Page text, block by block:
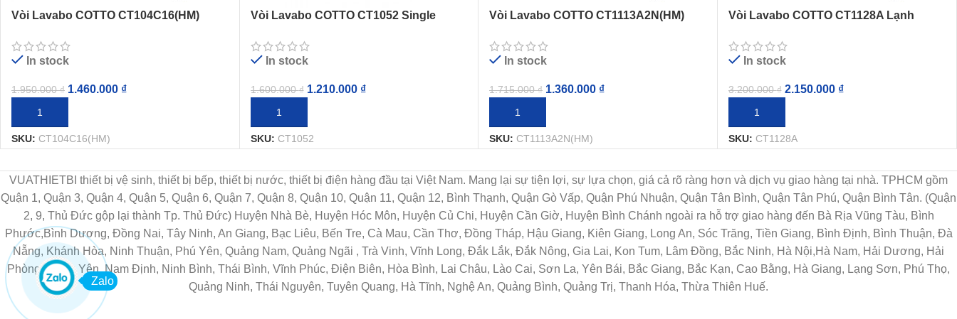
Vòi Lavabo COTTO CT104C16(HM)
In stock
1.950.000₫ 1.460.000 ₫
THÊM VÀO GIỎ HÀNG
SKU: CT104C16(HM)
Vòi Lavabo COTTO CT1052 Single
In stock
1.600.000₫ 1.210.000 ₫
THÊM VÀO GIỎ HÀNG
SKU: CT1052
Vòi Lavabo COTTO CT1113A2N(HM)
In stock
1.715.000₫ 1.360.000 ₫
THÊM VÀO GIỎ HÀNG
SKU: CT1113A2N(HM)
Vòi Lavabo COTTO CT1128A Lạnh
In stock
3.200.000₫ 2.150.000 ₫
THÊM VÀO GIỎ HÀNG
SKU: CT1128A
VUATHIETBI thiết bị vệ sinh, thiết bị bếp, thiết bị nước, thiết bị điện hàng đầu tại Việt Nam. Mang lại sự tiện lợi, sự lựa chọn, giá cả rõ ràng hơn và dịch vụ giao hàng tại nhà. TPHCM gồm
Quận 1, Quận 3, Quận 4, Quận 5, Quận 6, Quận 7, Quận 8, Quận 10, Quận 11, Quận 12, Bình Thạnh, Quận Gò Vấp, Quận Phú Nhuận, Quận Tân Bình, Quận Tân Phú, Quận Bình Tân. (Quận
2, 9, Thủ Đức gộp lại thành Tp. Thủ Đức) Huyện Nhà Bè, Huyện Hóc Môn, Huyện Củ Chi, Huyện Cần Giờ, Huyện Bình Chánh ngoài ra hỗ trợ giao hàng đến Bà Rịa Vũng Tàu, Bình
Phước,Bình Dương, Đồng Nai, Tây Ninh, An Giang, Bạc Liêu, Bến Tre, Cà Mau, Cần Thơ, Đồng Tháp, Hậu Giang, Kiên Giang, Long An, Sóc Trăng, Tiền Giang, Bình Định, Bình Thuận, Đà
Nẵng, Khánh Hòa, Ninh Thuận, Phú Yên, Quảng Nam, Quảng Ngãi , Trà Vinh, Vĩnh Long, Đắk Lắk, Đắk Nông, Gia Lai, Kon Tum, Lâm Đồng, Bắc Ninh, Hà Nội,Hà Nam, Hải Dương, Hải
Phòng, Hưng Yên, Nam Định, Ninh Bình, Thái Bình, Vĩnh Phúc, Điện Biên, Hòa Bình, Lai Châu, Lào Cai, Sơn La, Yên Bái, Bắc Giang, Bắc Kạn, Cao Bằng, Hà Giang, Lạng Sơn, Phú Thọ,
Quảng Ninh, Thái Nguyên, Tuyên Quang, Hà Tĩnh, Nghệ An, Quảng Bình, Quảng Trị, Thanh Hóa, Thừa Thiên Huế.
Zalo